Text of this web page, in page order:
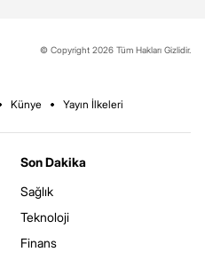
© Copyright 2026 Tüm Hakları Gizlidir.
Künye Yayın İlkeleri
Son Dakika
Sağlık
Teknoloji
Finans